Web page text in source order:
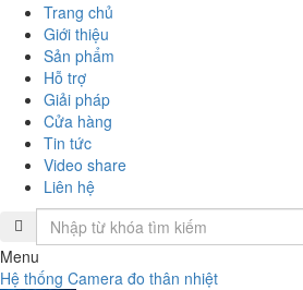
Trang chủ
Giới thiệu
Sản phẩm
Hỗ trợ
Giải pháp
Cửa hàng
Tin tức
Video share
Liên hệ
Menu
Hệ thống Camera đo thân nhiệt